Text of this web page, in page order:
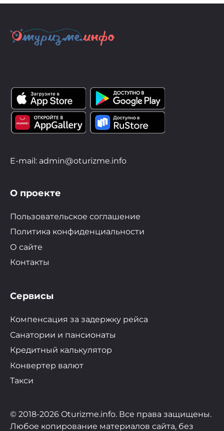
E-mail: admin@oturizme.info
О проекте
Пользовательское соглашение
Политика конфиденциальности
О сайте
Контакты
Сервисы
Компенсация за задержку рейса
Санатории и пансионаты
Кредитный калькулятор
Конвертер валют
Такси
© 2018-2026 Oturizme.info. Все права защищены.
Любое копирование материалов сайта, без